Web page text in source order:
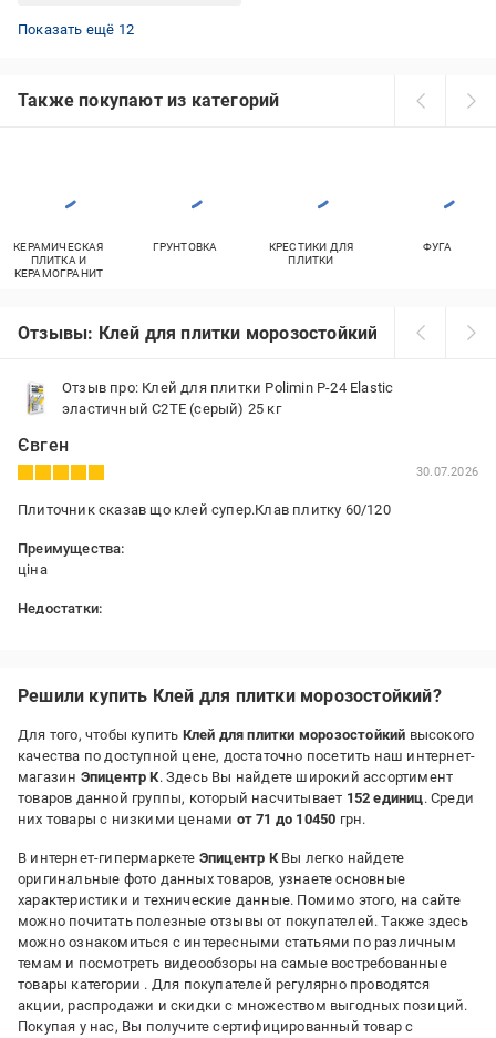
Готовый клей для керамической плитки
Клей для плитки морозостойкий Polimin
Клей для плитки BauGut 25 кг
Клей для плитки Ceresit СМ 117
Клей для клинкерной плитки Ceresit
Клей для плитки Ceresit СМ 11
Клей для плитки Ферозит 5 кг
Клей для плитки морозостойкий Lacrysil
Готовый клей для гипсовой плитки
Клей для плитки морозостойкий Ферозит
Клей для плитки Master ® 25 кг
Клей для плитки морозостойкий Master ®
Показать ещё 12
Также покупают из категорий
КЕРАМИЧЕСКАЯ
ПЛИТКА И
КЕРАМОГРАНИТ
ГРУНТОВКА
КРЕСТИКИ ДЛЯ
ПЛИТКИ
ФУГА
Отзывы: Клей для плитки морозостойкий
Отзыв про: Клей для плитки Polimin P-24 Elastic
эластичный C2TE (серый) 25 кг
Євген
30.07.2026
Плиточник сказав що клей супер.Клав плитку 60/120
Преимущества:
ціна
Недостатки:
Решили купить Клей для плитки морозостойкий?
Для того, чтобы купить Клей для плитки морозостойкий высокого
качества по доступной цене, достаточно посетить наш интернет-
магазин Эпицентр К. Здесь Вы найдете широкий ассортимент
товаров данной группы, который насчитывает 152 единиц. Среди
них товары с низкими ценами от 71 до 10450 грн.
В интернет-гипермаркете Эпицентр КВы легко найдете
оригинальные фото данных товаров, узнаете основные
характеристики и технические данные. Помимо этого, на сайте
можно почитать полезные отзывы от покупателей. Также здесь
можно ознакомиться с интересными статьями по различным
темам и посмотреть видеообзоры на самые востребованные
товары категории . Для покупателей регулярно проводятся
акции, распродажи и скидки с множеством выгодных позиций.
Покупая у нас, Вы получите сертифицированный товар с